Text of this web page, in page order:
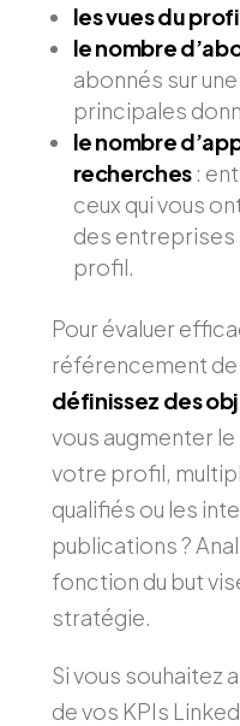
les vues du
le nombre
abonnés sur
principales
le nombre
recherches:
ceux qui vous
des
profil.
Pour évaluer
référencement
définissez des
vous augmenter
votre profil,
qualifiés ou les
publications ?
fonction du but
stratégie.
Si vous souhaitez
de vos KPIs